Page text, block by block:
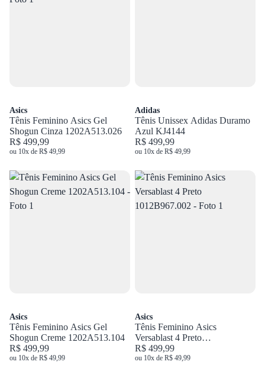
Asics
Tênis Feminino Asics Gel
Shogun Cinza 1202A513.026
R$ 499,99
ou 10x de R$ 49,99
Adidas
Tênis Unissex Adidas Duramo
Azul KJ4144
R$ 499,99
ou 10x de R$ 49,99
Asics
Tênis Feminino Asics Gel
Shogun Creme 1202A513.104
R$ 499,99
ou 10x de R$ 49,99
Asics
Tênis Feminino Asics
Versablast 4 Preto
1012B967.002
R$ 499,99
ou 10x de R$ 49,99